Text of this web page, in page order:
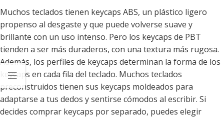
Muchos teclados tienen keycaps ABS, un plástico ligero
propenso al desgaste y que puede volverse suave y
brillante con un uso intenso. Pero los keycaps de PBT
tienden a ser más duraderos, con una textura más rugosa.
Además, los perfiles de keycaps determinan la forma de los
keycaps en cada fila del teclado. Muchos teclados
preconstruidos tienen sus keycaps moldeados para
adaptarse a tus dedos y sentirse cómodos al escribir. Si
decides comprar keycaps por separado, puedes elegir